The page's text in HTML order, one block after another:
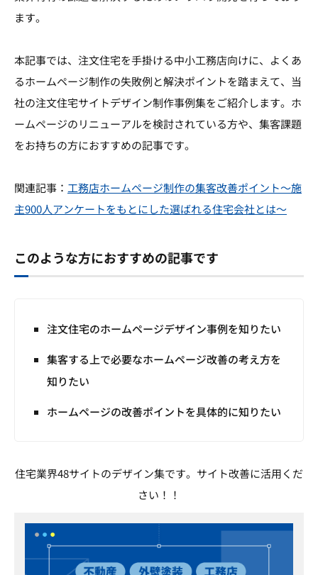
ます。
本記事では、注文住宅を手掛ける中小工務店向けに、よくあ
るホームページ制作の失敗例と解決ポイントを踏まえて、当
社の注文住宅サイトデザイン制作事例集をご紹介します。ホ
ームページのリニューアルを検討されている方や、集客課題
をお持ちの方におすすめの記事です。
関連記事： 工務店ホームページ制作の集客改善ポイント～施
主900人アンケートをもとにした選ばれる住宅会社とは～
このような方におすすめの記事です
注文住宅のホームページデザイン事例を知りたい
集客する上で必要なホームページ改善の考え方を
知りたい
ホームページの改善ポイントを具体的に知りたい
住宅業界48サイトのデザイン集です。サイト改善に活用くだ
さい！！